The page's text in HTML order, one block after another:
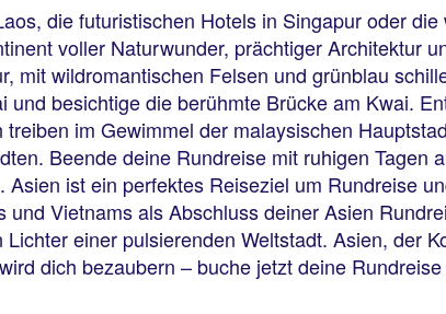
die futuristischen Hotels in Singapur oder die
voller Naturwunder, prächtiger Architektur
mit wildromantischen Felsen und grünblau
besichtige die berühmte Brücke am Kwai.
im Gewimmel der malaysischen
Beende deine Rundreise mit ruhigen Tagen
ist ein perfektes Reiseziel um Rundreise
Vietnams als Abschluss deiner Asien
einer pulsierenden Weltstadt. Asien, der
dich bezaubern – buche jetzt deine